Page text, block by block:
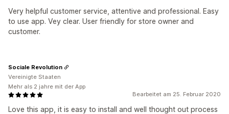
Very helpful customer service, attentive and professional. Easy
to use app. Vey clear. User friendly for store owner and
customer.
Bearbeitet am 25. Februar 2020
Love this app, it is easy to install and well thought out process
Sociale Revolution
Vereinigte Staaten
Mehr als 2 jahre mit der App